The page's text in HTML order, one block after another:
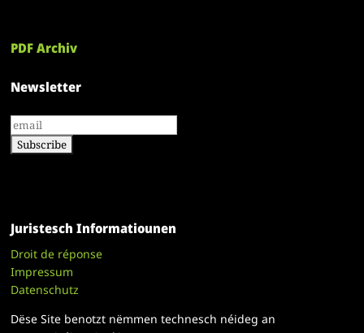
PDF Archiv
Newsletter
Juristesch Informatiounen
Droit de réponse
Impressum
Datenschutz
Dëse Site benotzt nëmmen technesch néideg an